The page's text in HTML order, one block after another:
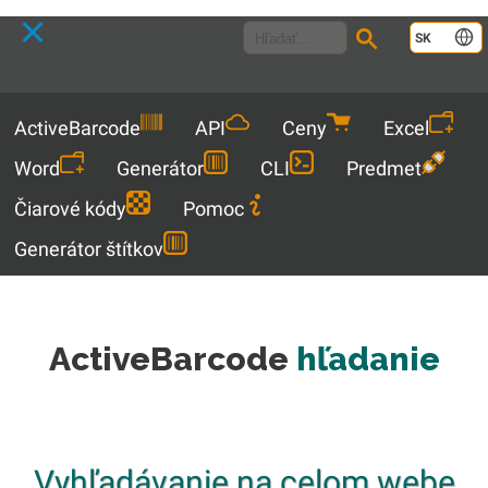
SK
ActiveBarcode API Ceny
Excel
Word
Generátor CLI
Predmet
Čiarové kódy
Pomoc
Generátor štítkov
ActiveBarcode hľadanie